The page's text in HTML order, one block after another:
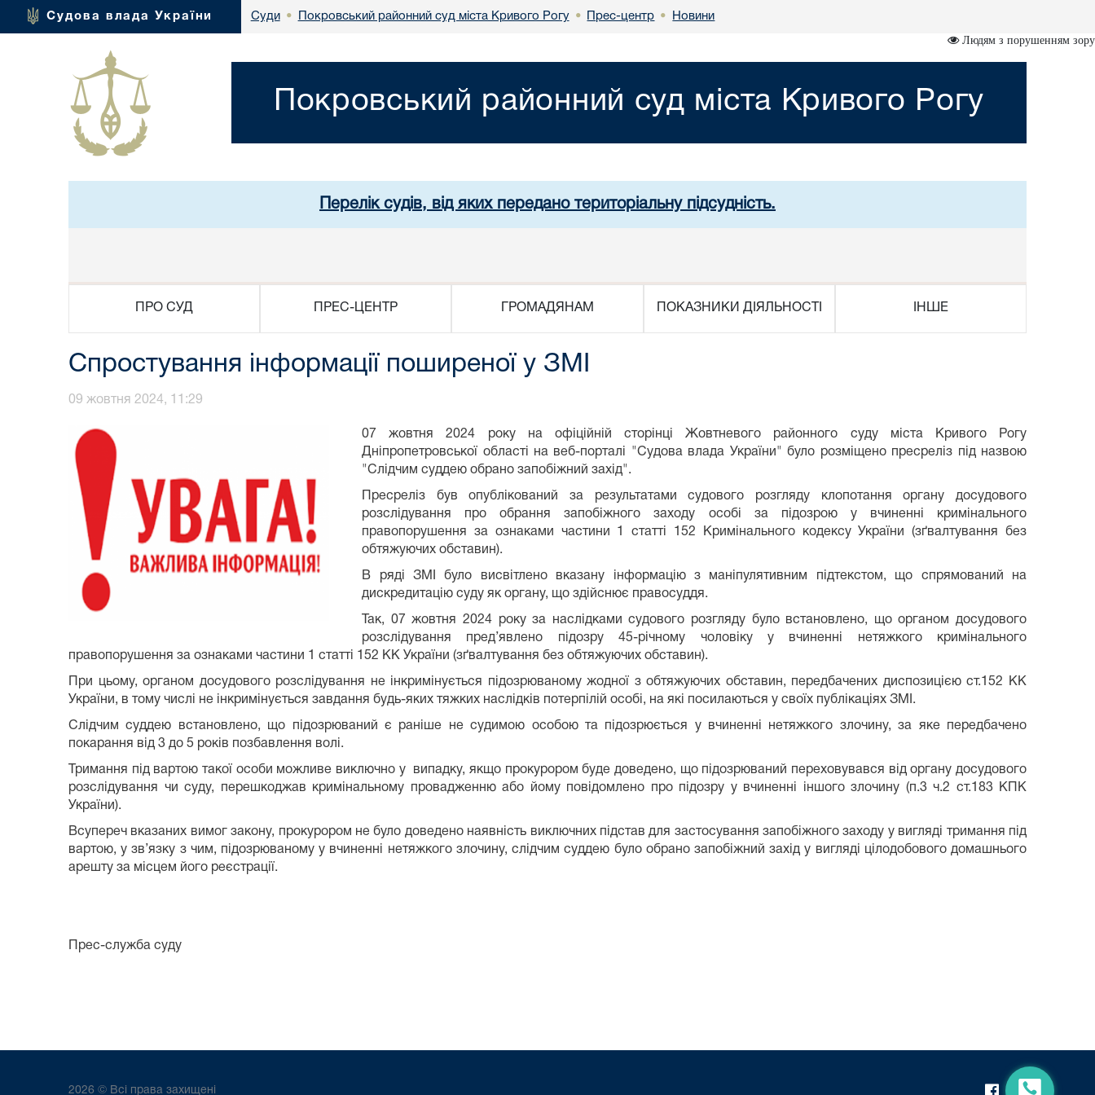
Судова влада України Суди • Покровський районний суд міста Кривого Рогу • Прес-центр • Новини
Людям з порушенням зору
Покровський районний суд міста Кривого Рогу
Перелік судів, від яких передано територіальну підсудність.
ПРО СУД ПРЕС-ЦЕНТР ГРОМАДЯНАМ ПОКАЗНИКИ ДІЯЛЬНОСТІ ІНШЕ
Спростування інформації поширеної у ЗМІ
09 жовтня 2024, 11:29
07 жовтня 2024 року на офіційній сторінці Жовтневого районного суду міста Кривого Рогу
Дніпропетровської області на веб-порталі "Судова влада України" було розміщено пресреліз під назвою
"Слідчим суддею обрано запобіжний захід".
Пресреліз був опублікований за результатами судового розгляду клопотання органу досудового
розслідування про обрання запобіжного заходу особі за підозрою у вчиненні кримінального
правопорушення за ознаками частини 1 статті 152 Кримінального кодексу України (зґвалтування без
обтяжуючих обставин).
В ряді ЗМІ було висвітлено вказану інформацію з маніпулятивним підтекстом, що спрямований на
дискредитацію суду як органу, що здійснює правосуддя.
Так, 07 жовтня 2024 року за наслідками судового розгляду було встановлено, що органом досудового
розслідування пред’явлено підозру 45-річному чоловіку у вчиненні нетяжкого кримінального
правопорушення за ознаками частини 1 статті 152 КК України (зґвалтування без обтяжуючих обставин).
При цьому, органом досудового розслідування не інкримінується підозрюваному жодної з обтяжуючих обставин, передбачених диспозицією ст.152 КК
України, в тому числі не інкримінується завдання будь-яких тяжких наслідків потерпілій особі, на які посилаються у своїх публікаціях ЗМІ.
Слідчим суддею встановлено, що підозрюваний є раніше не судимою особою та підозрюється у вчиненні нетяжкого злочину, за яке передбачено
покарання від 3 до 5 років позбавлення волі.
Тримання під вартою такої особи можливе виключно у випадку, якщо прокурором буде доведено, що підозрюваний переховувався від органу досудового
розслідування чи суду, перешкоджав кримінальному провадженню або йому повідомлено про підозру у вчиненні іншого злочину (п.3 ч.2 ст.183 КПК
України).
Всупереч вказаних вимог закону, прокурором не було доведено наявність виключних підстав для застосування запобіжного заходу у вигляді тримання під
вартою, у зв’язку з чим, підозрюваному у вчиненні нетяжкого злочину, слідчим суддею було обрано запобіжний захід у вигляді цілодобового домашнього
арешту за місцем його реєстрації.
Прес-служба суду
2026 © Всі права захищені